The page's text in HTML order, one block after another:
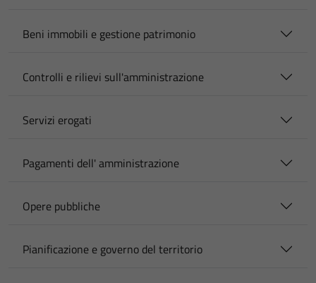
Beni immobili e gestione patrimonio
Controlli e rilievi sull'amministrazione
Servizi erogati
Pagamenti dell' amministrazione
Opere pubbliche
Pianificazione e governo del territorio